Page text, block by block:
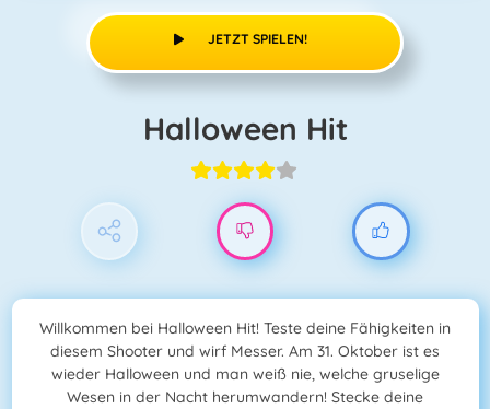
JETZT SPIELEN!
Halloween Hit
Willkommen bei Halloween Hit! Teste deine Fähigkeiten in
diesem Shooter und wirf Messer. Am 31. Oktober ist es
wieder Halloween und man weiß nie, welche gruselige
Wesen in der Nacht herumwandern! Stecke deine